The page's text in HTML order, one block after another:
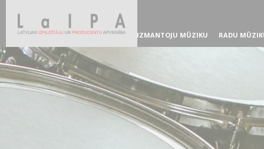
IZMANTOJU MŪZIKU RADU